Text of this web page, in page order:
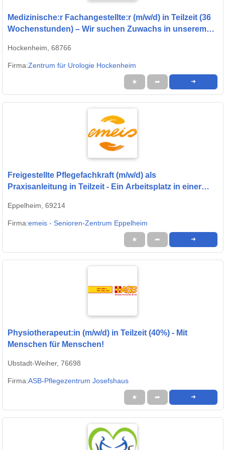
Medizinische:r Fachangestellte:r (m/w/d) in Teilzeit (36
Wochenstunden) – Wir suchen Zuwachs in unserem
Hockenheim, 68766
Firma:Zentrum für Urologie Hockenheim
★ ➦ ➜
Freigestellte Pflegefachkraft (m/w/d) als
Praxisanleitung in Teilzeit - Ein Arbeitsplatz in einer
Eppelheim, 69214
Firma:emeis - Senioren-Zentrum Eppelheim
★ ➦ ➜
Physiotherapeut:in (m/w/d) in Teilzeit (40%) - Mit
Menschen für Menschen!
Ubstadt-Weiher, 76698
Firma:ASB-Pflegezentrum Josefshaus
★ ➦ ➜